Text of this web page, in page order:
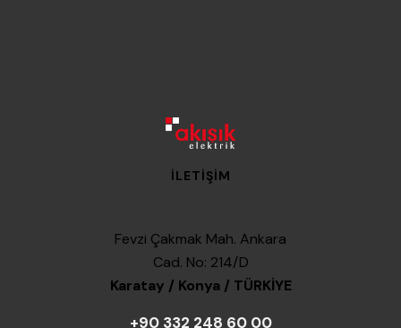
İLETIŞIM
Fevzi Çakmak Mah. Ankara
Cad. No: 214/D
Karatay / Konya / TÜRKİYE
+90 332 248 60 00